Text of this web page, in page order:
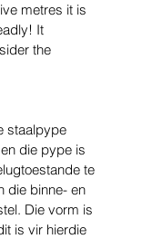
metres it is
It
the
staalpype
die pype is
te
die binne- en
Die vorm is
is vir hierdie